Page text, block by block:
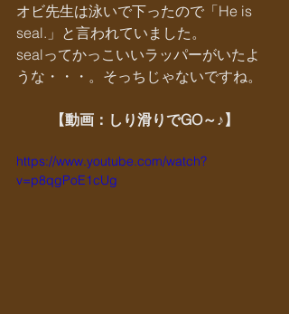
オビ先生は泳いで下ったので「He is
seal.」と言われていました。
sealってかっこいいラッパーがいたよ
うな・・・。そっちじゃないですね。
【動画：しり滑りでGO～♪】
https://www.youtube.com/watch?
v=p8qgPoE1cUg